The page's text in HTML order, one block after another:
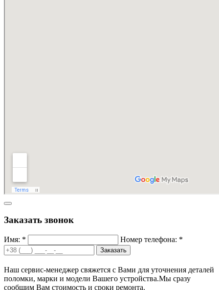
Заказать звонок
Имя: * Номер телефона: *
Заказать
Наш сервис-менеджер свяжется с Вами для уточнения деталей
поломки, марки и модели Вашего устройства.Мы сразу
сообщим Вам стоимость и сроки ремонта.